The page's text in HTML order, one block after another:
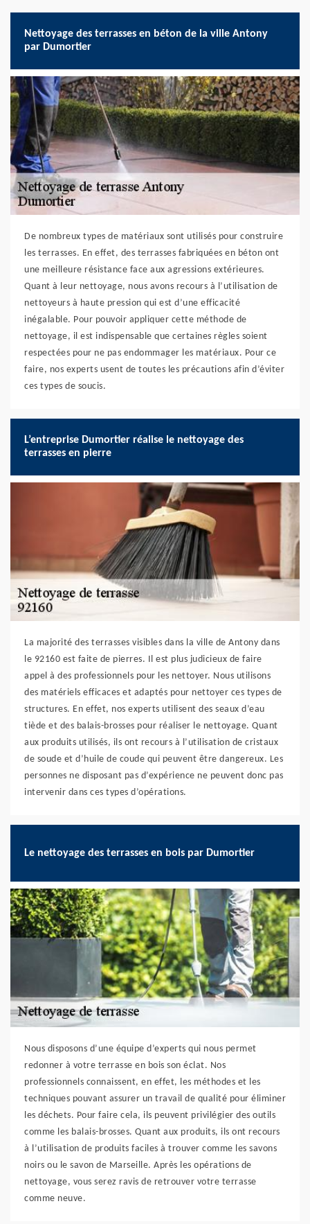
Nettoyage des terrasses en béton de la ville Antony
par Dumortier
De nombreux types de matériaux sont utilisés pour construire
les terrasses. En effet, des terrasses fabriquées en béton ont
une meilleure résistance face aux agressions extérieures.
Quant à leur nettoyage, nous avons recours à l’utilisation de
nettoyeurs à haute pression qui est d’une efficacité
inégalable. Pour pouvoir appliquer cette méthode de
nettoyage, il est indispensable que certaines règles soient
respectées pour ne pas endommager les matériaux. Pour ce
faire, nos experts usent de toutes les précautions afin d’éviter
ces types de soucis.
L’entreprise Dumortier réalise le nettoyage des
terrasses en pierre
La majorité des terrasses visibles dans la ville de Antony dans
le 92160 est faite de pierres. Il est plus judicieux de faire
appel à des professionnels pour les nettoyer. Nous utilisons
des matériels efficaces et adaptés pour nettoyer ces types de
structures. En effet, nos experts utilisent des seaux d’eau
tiède et des balais-brosses pour réaliser le nettoyage. Quant
aux produits utilisés, ils ont recours à l’utilisation de cristaux
de soude et d’huile de coude qui peuvent être dangereux. Les
personnes ne disposant pas d’expérience ne peuvent donc pas
intervenir dans ces types d’opérations.
Le nettoyage des terrasses en bois par Dumortier
Nous disposons d’une équipe d’experts qui nous permet
redonner à votre terrasse en bois son éclat. Nos
professionnels connaissent, en effet, les méthodes et les
techniques pouvant assurer un travail de qualité pour éliminer
les déchets. Pour faire cela, ils peuvent privilégier des outils
comme les balais-brosses. Quant aux produits, ils ont recours
à l’utilisation de produits faciles à trouver comme les savons
noirs ou le savon de Marseille. Après les opérations de
nettoyage, vous serez ravis de retrouver votre terrasse
comme neuve.